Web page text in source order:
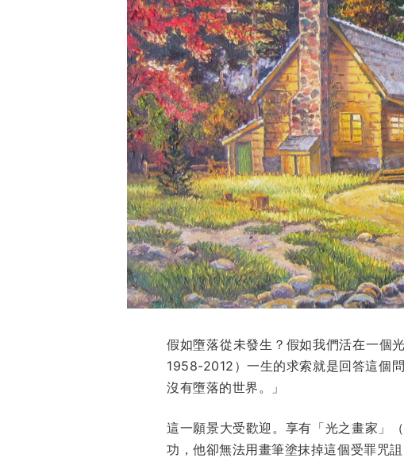
假如墮落從未發生？假如我們活在一個
1958-2012）一生的求索就是回答這個
沒有墮落的世界。」
這一願景大受歡迎。享有「光之畫家」
功，他卻無法用畫筆塗抹掉這個受罪咒